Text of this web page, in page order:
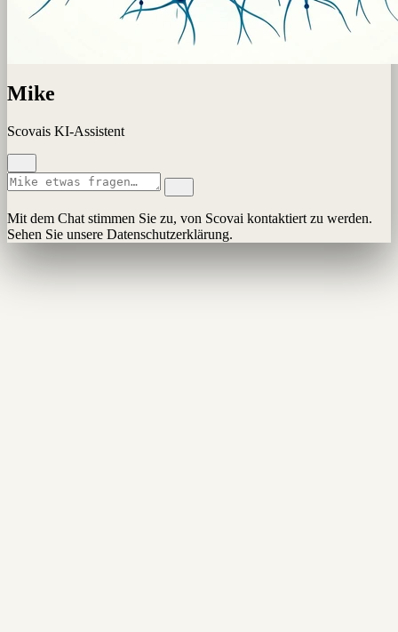
Mike
Scovais KI-Assistent
Mit dem Chat stimmen Sie zu, von Scovai kontaktiert zu werden.
Sehen Sie unsere Datenschutzerklärung.